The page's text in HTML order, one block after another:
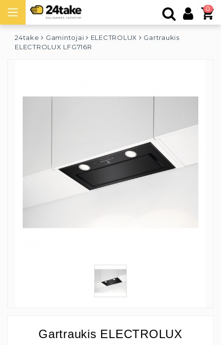
0
24take Gamintojai ELECTROLUX
Gartraukis
ELECTROLUX LFG716R
Gartraukis ELECTROLUX